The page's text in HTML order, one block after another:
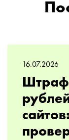
16.07.2026